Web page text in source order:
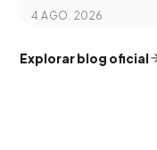
4 AGO. 2026
Explorar blog oficial